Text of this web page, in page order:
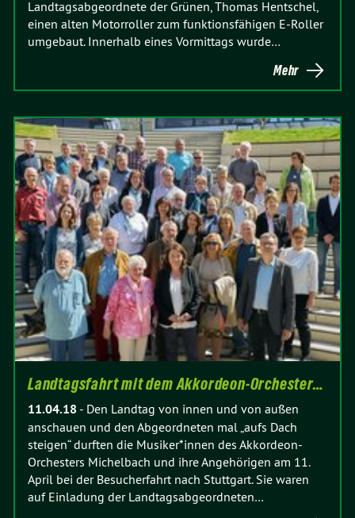
Landtagsabgeordnete der Grünen, Thomas Hentschel,
einen alten Motorroller zum funktionsfähigen E-Roller
umgebaut. Innerhalb eines Vormittags wurde…
Mehr
Landtagsfahrt mit dem Akkordeon-Orchester…
11.04.18 - Den Landtag von innen und von außen
anschauen und den Abgeordneten mal „aufs Dach
steigen“ durften die Musiker*innen des Akkordeon-
Orchesters Michelbach und ihre Angehörigen am 11.
April bei der Besucherfahrt nach Stuttgart. Sie waren
auf Einladung der Landtagsabgeordneten…